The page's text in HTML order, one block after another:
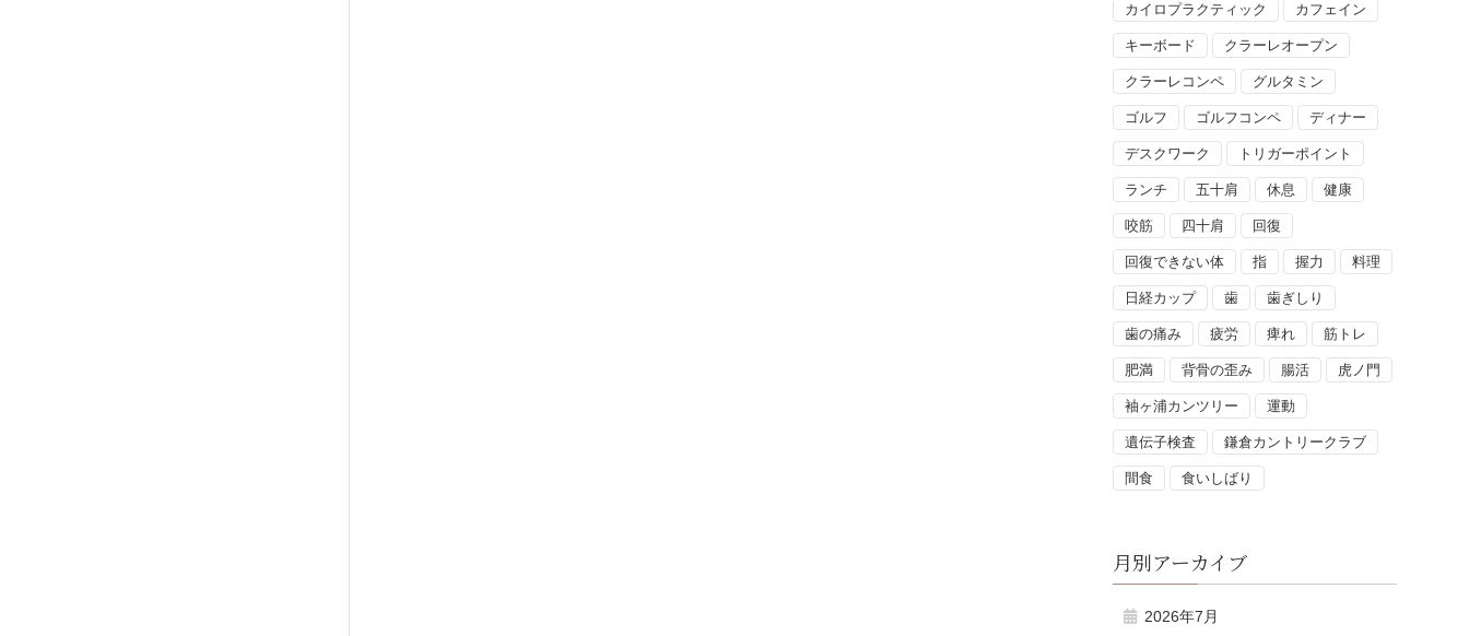
カイロプラクティック カフェイン
キーボード クラーレオープン
クラーレコンペ グルタミン
ゴルフ ゴルフコンペ ディナー
デスクワーク トリガーポイント
ランチ 五十肩 休息 健康
咬筋 四十肩 回復
回復できない体 指 握力 料理
日経カップ 歯 歯ぎしり
歯の痛み 疲労 痺れ 筋トレ
肥満 背骨の歪み 腸活 虎ノ門
袖ヶ浦カンツリー 運動
遺伝子検査 鎌倉カントリークラブ
間食 食いしばり
月別アーカイブ
2026年7月